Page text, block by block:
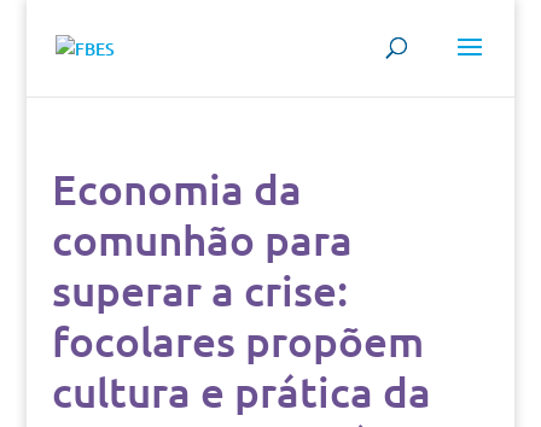
Economia da
comunhão para
superar a crise:
focolares propõem
cultura e prática da